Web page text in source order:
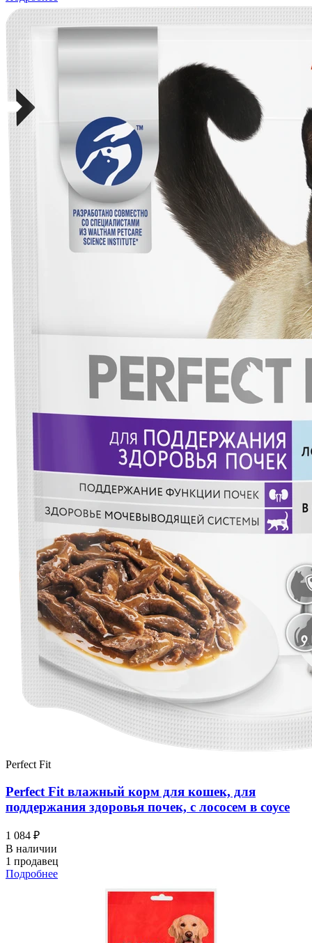
Perfect Fit
Perfect Fit влажный корм для кошек, для
поддержания здоровья почек, с лососем в соусе
1 084 ₽
В наличии
1 продавец
Подробнее